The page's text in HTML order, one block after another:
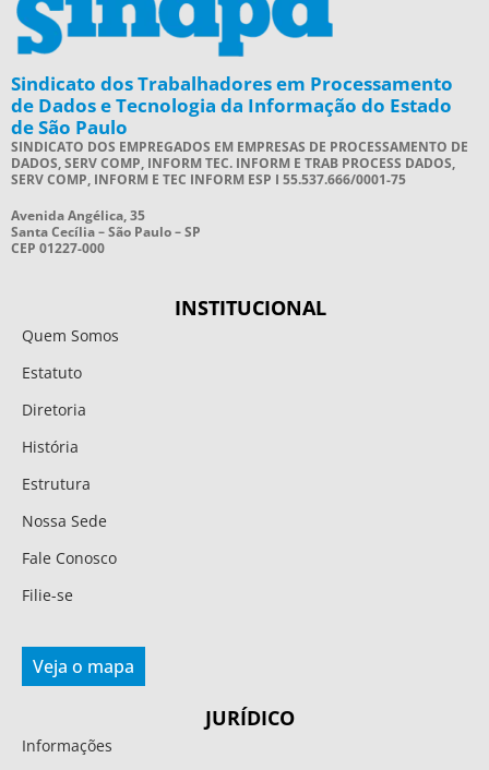
Sindicato dos Trabalhadores em Processamento
de Dados e Tecnologia da Informação do Estado
de São Paulo
SINDICATO DOS EMPREGADOS EM EMPRESAS DE PROCESSAMENTO DE
DADOS, SERV COMP, INFORM TEC. INFORM E TRAB PROCESS DADOS,
SERV COMP, INFORM E TEC INFORM ESP I 55.537.666/0001-75
Avenida Angélica, 35
Santa Cecília – São Paulo – SP
CEP 01227-000
INSTITUCIONAL
Quem Somos
Estatuto
Diretoria
História
Estrutura
Nossa Sede
Fale Conosco
Filie-se
Veja o mapa
JURÍDICO
Informações